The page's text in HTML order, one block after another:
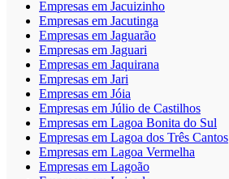
Empresas em Jacuizinho
Empresas em Jacutinga
Empresas em Jaguarão
Empresas em Jaguari
Empresas em Jaquirana
Empresas em Jari
Empresas em Jóia
Empresas em Júlio de Castilhos
Empresas em Lagoa Bonita do Sul
Empresas em Lagoa dos Três Cantos
Empresas em Lagoa Vermelha
Empresas em Lagoão